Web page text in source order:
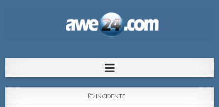
pa Aruba
POSTED
INCIDENTE